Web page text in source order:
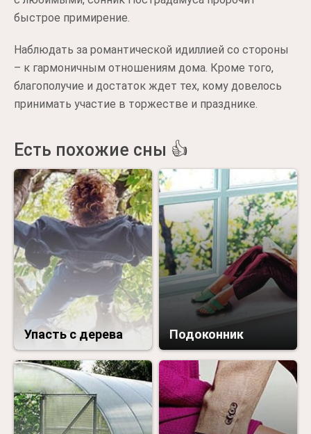
быстрое примирение.
Наблюдать за романтической идиллией со стороны
– к гармоничным отношениям дома. Кроме того,
благополучие и достаток ждет тех, кому довелось
принимать участие в торжестве и празднике.
Есть похожие сны 👍
Упасть с дерева Подоконник